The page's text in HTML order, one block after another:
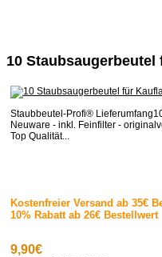
10 Staubsaugerbeutel
Staubbeutel-Profi®
Neuware - inkl. Feinfilter -
Top Qualität...
Kostenfreier Versand ab 35€
10% Rabatt ab 26€ Bestellwert
9,90€